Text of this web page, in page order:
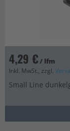
4,29 €/ lfm
Inkl. MwSt., zzgl.
Small Line